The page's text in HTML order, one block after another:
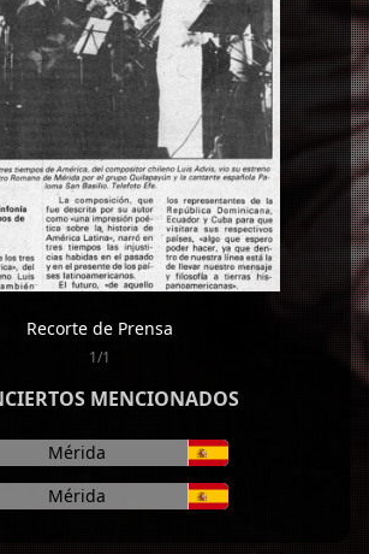
Recorte de Prensa
1/1
MENCIONADOS
Mérida
Mérida